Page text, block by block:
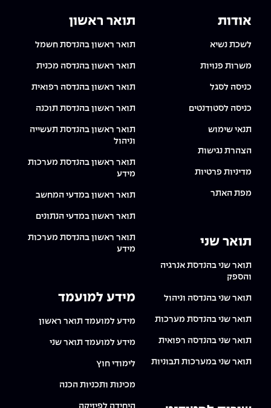
אודות
לשכת נשיא
משרות פנויות
כניסה לסגל
כניסה לסטודנטים
תנאי שימוש
הצהרת נגישות
מדיניות פרטיות
מפת האתר
תואר שני
תואר שני בהנדסת אנרגיה
והספק
תואר שני בהנדסה וניהול
תואר שני בהנדסת מערכות
תואר שני בהנדסה רפואית
תואר שני במערכות תבוניות
תואר ראשון
תואר ראשון בהנדסת חשמל
תואר ראשון בהנדסה מכנית
תואר ראשון בהנדסה רפואית
תואר ראשון בהנדסת תוכנה
תואר ראשון בהנדסת תעשייה
וניהול
תואר ראשון בהנדסת מערכות
מידע
תואר ראשון במדעי המחשב
תואר ראשון במדעי הנתונים
תואר ראשון בהנדסת מערכות
מידע
מידע למועמד
מידע למועמד תואר ראשון
מידע למועמד תואר שני
לימודי חוץ
מכינות ותכניות הכנה
היחידה לפיזיקה